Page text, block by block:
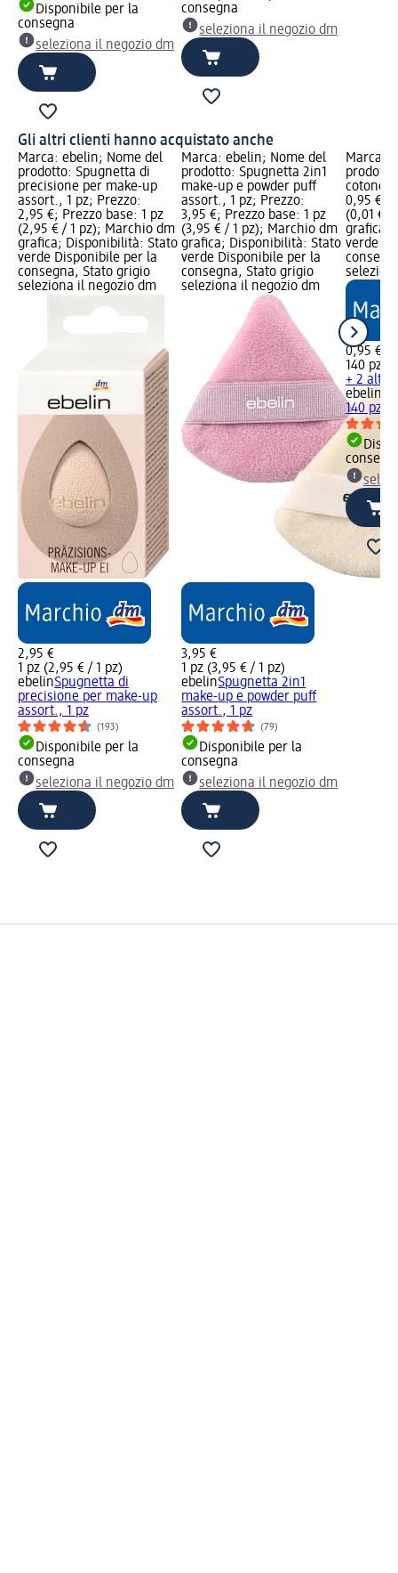
Disponibile per la
consegna
seleziona il negozio dm
consegna
seleziona il negozio dm
Gli altri clienti hanno acquistato anche
Marca: ebelin; Nome del
prodotto: Spugnetta di
precisione per make-up
assort., 1 pz; Prezzo:
2,95 €; Prezzo base: 1 pz
(2,95 € / 1 pz); Marchio dm
grafica; Disponibilità: Stato
verde Disponibile per la
consegna, Stato grigio
seleziona il negozio dm
2,95 €
1 pz (2,95 € / 1 pz)
ebelinSpugnetta di
precisione per make-up
assort., 1 pz
(193)
Disponibile per la
consegna
seleziona il negozio dm
Marca: ebelin; Nome del
prodotto: Spugnetta 2in1
make-up e powder puff
assort., 1 pz; Prezzo:
3,95 €; Prezzo base: 1 pz
(3,95 € / 1 pz); Marchio dm
grafica; Disponibilità: Stato
verde Disponibile per la
consegna, Stato grigio
seleziona il negozio dm
3,95 €
1 pz (3,95 € / 1 pz)
ebelinSpugnetta 2in1
make-up e powder puff
assort., 1 pz
(79)
Disponibile per la
consegna
seleziona il negozio dm
Marca:
cotone,
0,95 €;
(0,01 € /
grafica;
verde
0,95 €
140 pz
+ 2 altre
ebelin
140 pz